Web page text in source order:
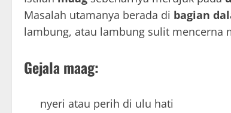
Masalah utamanya berada di bagian
lambung, atau lambung sulit mencerna
Gejala maag:
nyeri atau perih di ulu hati